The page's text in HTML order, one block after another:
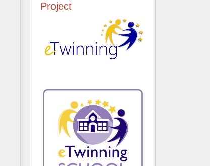
Project